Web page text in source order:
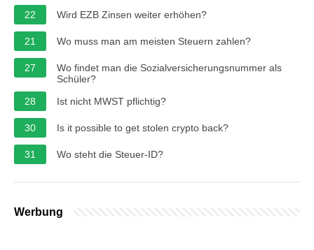
22 Wird EZB Zinsen weiter erhöhen?
21 Wo muss man am meisten Steuern zahlen?
27
Wo findet man die Sozialversicherungsnummer als
Schüler?
28
Ist nicht MWST pflichtig?
30 Is it possible to get stolen crypto back?
31 Wo steht die Steuer-ID?
Werbung